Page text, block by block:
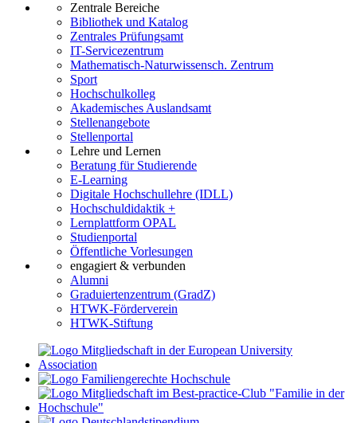
Zentrale Bereiche
Bibliothek und Katalog
Zentrales Prüfungsamt
IT-Servicezentrum
Mathematisch-Naturwissensch. Zentrum
Sport
Hochschulkolleg
Akademisches Auslandsamt
Stellenangebote
Stellenportal
Lehre und Lernen
Beratung für Studierende
E-Learning
Digitale Hochschullehre (IDLL)
Hochschuldidaktik +
Lernplattform OPAL
Studienportal
Öffentliche Vorlesungen
engagiert & verbunden
Alumni
Graduiertenzentrum (GradZ)
HTWK-Förderverein
HTWK-Stiftung